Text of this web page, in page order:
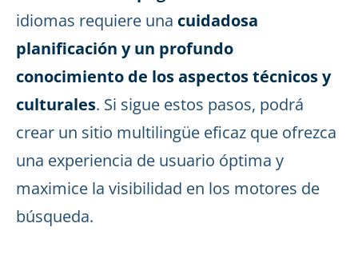
idiomas requiere una cuidadosa
planificación y un profundo
conocimiento de los aspectos técnicos y
culturales. Si sigue estos pasos, podrá
crear un sitio multilingüe eficaz que ofrezca
una experiencia de usuario óptima y
maximice la visibilidad en los motores de
búsqueda.